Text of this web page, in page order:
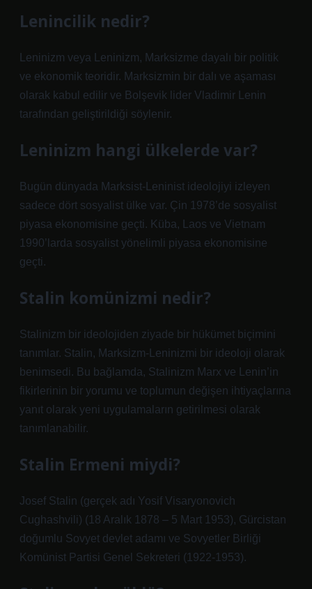
Lenincilik nedir?
Leninizm veya Leninizm, Marksizme dayalı bir politik
ve ekonomik teoridir. Marksizmin bir dalı ve aşaması
olarak kabul edilir ve Bolşevik lider Vladimir Lenin
tarafından geliştirildiği söylenir.
Leninizm hangi ülkelerde var?
Bugün dünyada Marksist-Leninist ideolojiyi izleyen
sadece dört sosyalist ülke var. Çin 1978’de sosyalist
piyasa ekonomisine geçti. Küba, Laos ve Vietnam
1990’larda sosyalist yönelimli piyasa ekonomisine
geçti.
Stalin komünizmi nedir?
Stalinizm bir ideolojiden ziyade bir hükümet biçimini
tanımlar. Stalin, Marksizm-Leninizmi bir ideoloji olarak
benimsedi. Bu bağlamda, Stalinizm Marx ve Lenin’in
fikirlerinin bir yorumu ve toplumun değişen ihtiyaçlarına
yanıt olarak yeni uygulamaların getirilmesi olarak
tanımlanabilir.
Stalin Ermeni miydi?
Josef Stalin (gerçek adı Yosif Visaryonovich
Cughashvili) (18 Aralık 1878 – 5 Mart 1953), Gürcistan
doğumlu Sovyet devlet adamı ve Sovyetler Birliği
Komünist Partisi Genel Sekreteri (1922-1953).